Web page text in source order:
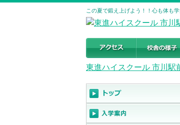
この夏で鍛え上げよう！！心も体も
東進ハイスクール 市川駅